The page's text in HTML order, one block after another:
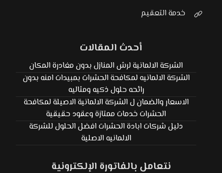
خدمة التعقيم
أحدث المقالات
الشركة الالمانية لرش المنازل بدون مغادرة المكان
الشركة الالمانيه لمكافحة الحشرات بمبيدات امنه بدون
رائحه حلول ذكيه ومثاليه
الاسعار والضمان ل الشركة الالمانية الاصيلة لمكافحة
الحشرات خدمات ممتازة وعقود حقيقية
دليل شركات ابادة الحشرات افضل الحلول للشركة
الالمانيه الاصلية
نتعامل بالفاتورة الإلكترونية